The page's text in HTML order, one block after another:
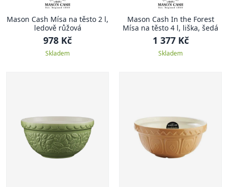
Mason Cash Mísa na těsto 2 l,
ledově růžová
978 Kč
Skladem
Mason Cash In the Forest
Mísa na těsto 4 l, liška, šedá
1 377 Kč
Skladem